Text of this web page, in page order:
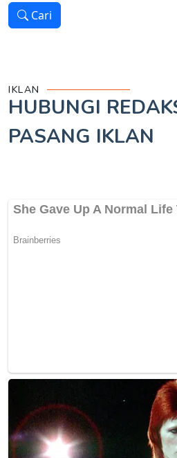
Cari
IKLAN
HUBUNGI
PASANG IKLAN